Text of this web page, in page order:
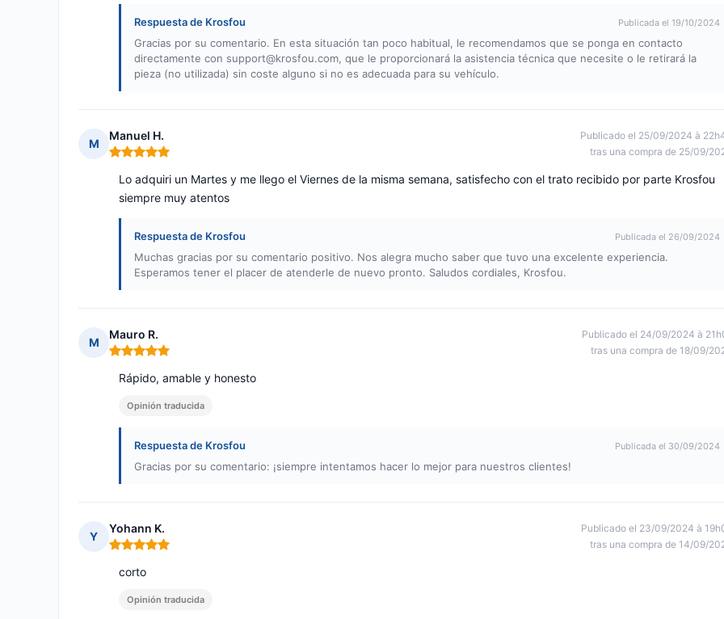
Respuesta de Krosfou Publicada el 19/10/2024
Gracias por su comentario. En esta situación tan poco habitual, le recomendamos que se ponga en contacto
directamente con support@krosfou.com, que le proporcionará la asistencia técnica que necesite o le retirará la
pieza (no utilizada) sin coste alguno si no es adecuada para su vehículo.
M
Manuel H.
Nota: 5 de 5
Publicado el 25/09/2024 à
tras una compra de 25/09/
Lo adquiri un Martes y me llego el Viernes de la misma semana, satisfecho con el trato recibido por parte Krosfou
siempre muy atentos
Respuesta de Krosfou Publicada el 26/09/2024
Muchas gracias por su comentario positivo. Nos alegra mucho saber que tuvo una excelente experiencia.
Esperamos tener el placer de atenderle de nuevo pronto. Saludos cordiales, Krosfou.
M
Mauro R.
Nota: 5 de 5
Publicado el 24/09/2024 à
tras una compra de 18/09/
Rápido, amable y honesto
Opinión traducida
Respuesta de Krosfou Publicada el 30/09/2024
Gracias por su comentario: ¡siempre intentamos hacer lo mejor para nuestros clientes!
Y
Yohann K.
Nota: 5 de 5
Publicado el 23/09/2024 à
tras una compra de 14/09/
corto
Opinión traducida